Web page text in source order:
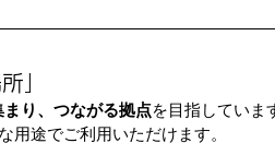
」
り、つながる拠点を目指していま
用途でご利用いただけます。